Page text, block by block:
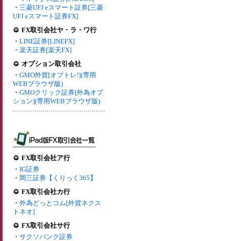
・ 三菱UFJ eスマート証券[三菱
UFJ eスマート証券FX]
FX取引会社ヤ・ラ・ワ行
・ LINE証券[LINEFX]
・ 楽天証券[楽天FX]
オプション取引会社
・ GMO外貨[オプトレ!](専用
WEBブラウザ版)
・ GMOクリック証券[外為オプ
ション](専用WEBブラウザ版)
FX取引会社ア行
・ IG証券
・ 岡三証券【くりっく365】
FX取引会社カ行
・ 外為どっとコム[外貨ネクス
トネオ]
FX取引会社サ行
・ サクソバンク証券